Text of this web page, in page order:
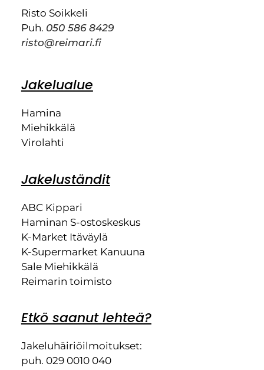
Risto Soikkeli
Puh. 050 586 8429
risto@reimari.fi
Jakelualue
Hamina
Miehikkälä
Virolahti
Jakeluständit
ABC Kippari
Haminan S-ostoskeskus
K-Market Itäväylä
K-Supermarket Kanuuna
Sale Miehikkälä
Reimarin toimisto
Etkö saanut lehteä?
Jakeluhäiriöilmoitukset:
puh. 029 0010 040